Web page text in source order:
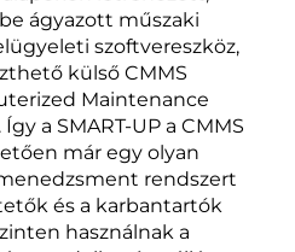
ágyazott műszaki
szoftvereszköz,
külső CMMS
Maintenance
a SMART-UP a CMMS
már egy olyan
rendszert
és a karbantartók
használnak a